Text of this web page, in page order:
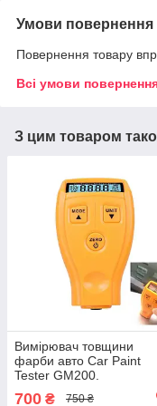
Умови повернення
Повернення товару
Всі умови
З цим товаром
Вимірювач товщини
фарби авто Car Paint
Tester GM200.
700 ₴ 750 ₴